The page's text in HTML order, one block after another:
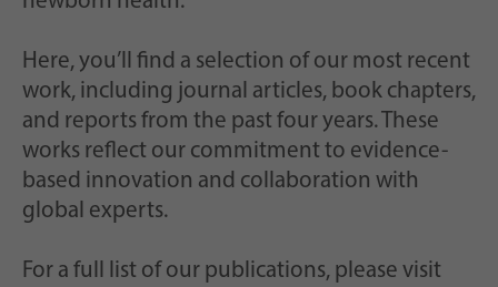
Here, you’ll find a selection of our most recent
work, including journal articles, book chapters,
and reports from the past four years. These
works reflect our commitment to evidence-
based innovation and collaboration with
global experts.
For a full list of our publications, please visit
notamment un identifiant généré
historique de vos paramètres, si
l'exploitant du site web l'a configuré.